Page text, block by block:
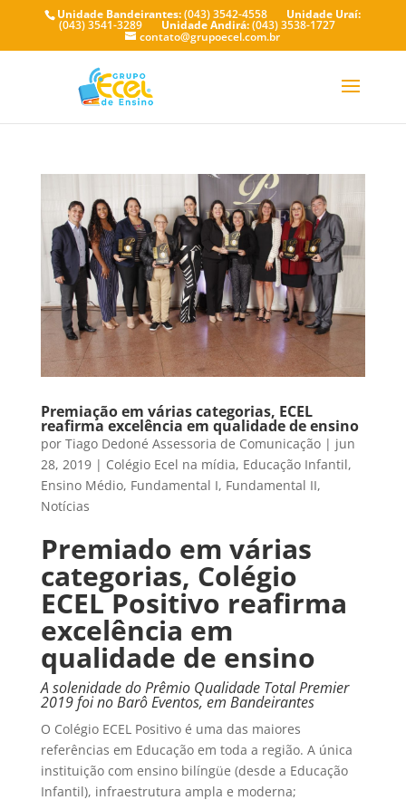
Unidade Bandeirantes:(043) 3542-4558 Unidade Uraí:
(043) 3541-3289 Unidade Andirá:(043) 3538-1727
contato@grupoecel.com.br
Premiação em várias categorias, ECEL
reafirma excelência em qualidade de ensino
por Tiago Dedoné Assessoria de Comunicação| jun
28, 2019| Colégio Ecel na mídia, Educação Infantil,
Ensino Médio, Fundamental I, Fundamental II,
Notícias
Premiado em várias
categorias, Colégio
ECEL Positivo reafirma
excelência em
qualidade de ensino
A solenidade do Prêmio Qualidade Total Premier
2019 foi no Barô Eventos, em Bandeirantes
O Colégio ECEL Positivo é uma das maiores
referências em Educação em toda a região. A única
instituição com ensino bilíngüe (desde a Educação
Infantil), infraestrutura ampla e moderna;